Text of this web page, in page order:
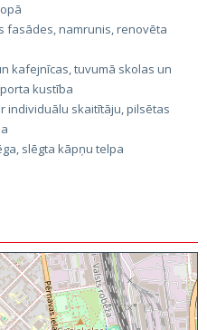
fasādes, namrunis, renovēta
kafejnīcas, tuvumā skolas un
kustība
individuālu skaitītāju, pilsētas
slēgta kāpņu telpa